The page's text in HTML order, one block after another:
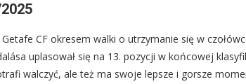
CF okresem walki o utrzymanie się w
uplasował się na 13. pozycji w końcowej
walczyć, ale też ma swoje lepsze i gorsze